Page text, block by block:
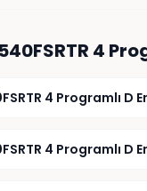
4
4 Programlı D
4 Programlı D